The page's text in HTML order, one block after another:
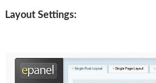
Layout Settings: